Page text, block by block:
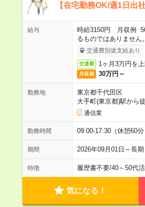
【在宅勤務OK/週1日出
給与
時給3150円 月収例
るものではありません。
交通費別途支給あり
交通費 1ヶ月3万円を
月収例 30万円～
勤務地
東京都千代田区
大手町(東京都)駅から
通信業
勤務時間 09:00-17:30（休憩60
期間 2026年09月01日～
特徴 履歴書不要/40～50代
気になる！